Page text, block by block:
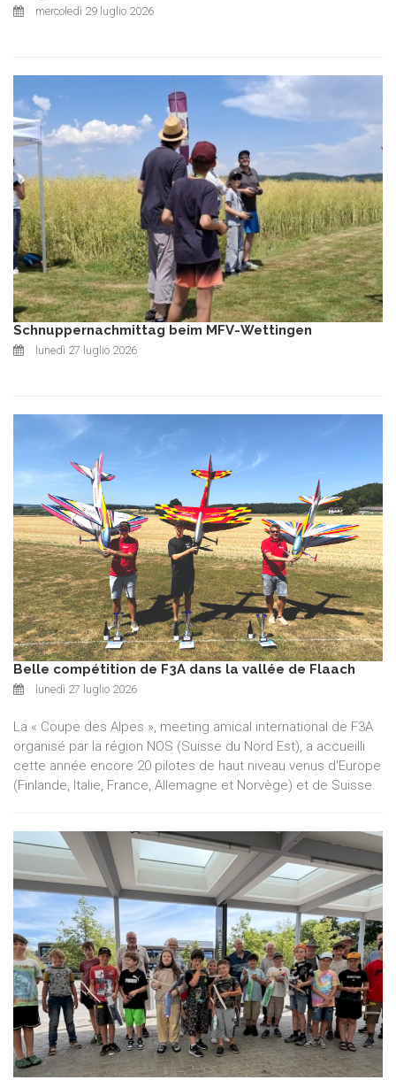
mercoledì 29 luglio 2026
Schnuppernachmittag beim MFV-Wettingen
lunedì 27 luglio 2026
Belle compétition de F3A dans la vallée de Flaach
lunedì 27 luglio 2026
La « Coupe des Alpes », meeting amical international de F3A
organisé par la région NOS (Suisse du Nord Est), a accueilli
cette année encore 20 pilotes de haut niveau venus d'Europe
(Finlande, Italie, France, Allemagne et Norvège) et de Suisse.